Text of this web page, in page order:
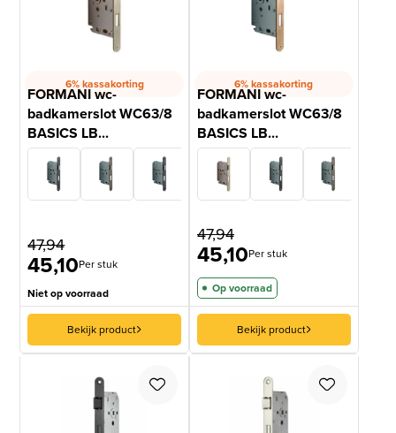
6% kassakorting
FORMANI wc-
badkamerslot WC63/8
BASICS LB...
47,94
45,10Per stuk
Niet op voorraad
Bekijk product
6% kassakorting
FORMANI wc-
badkamerslot WC63/8
BASICS LB...
47,94
45,10Per stuk
Op voorraad
Bekijk product